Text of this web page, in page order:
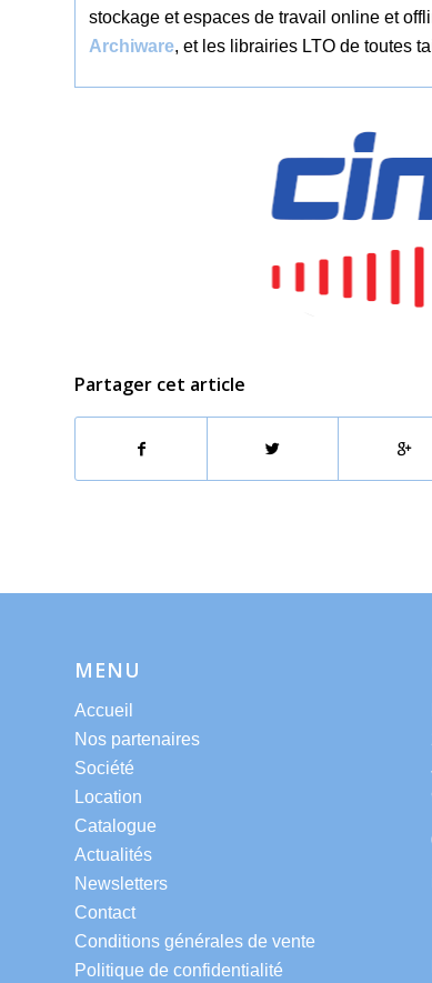
stockage et espaces de travail online et
Archiware, et les librairies LTO de toutes
Partager cet article
MENU
Accueil
Nos partenaires
Société
Location
Catalogue
Actualités
Newsletters
Contact
Conditions générales de vente
Politique de confidentialité